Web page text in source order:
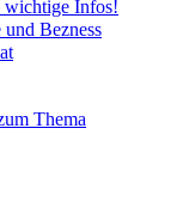
Infos!
Bezness
Thema